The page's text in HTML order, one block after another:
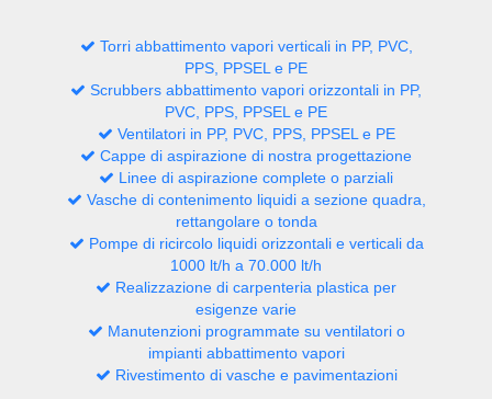
Torri abbattimento vapori verticali in PP, PVC,
PPS, PPSEL e PE
Scrubbers abbattimento vapori orizzontali in PP,
PVC, PPS, PPSEL e PE
Ventilatori in PP, PVC, PPS, PPSEL e PE
Cappe di aspirazione di nostra progettazione
Linee di aspirazione complete o parziali
Vasche di contenimento liquidi a sezione quadra,
rettangolare o tonda
Pompe di ricircolo liquidi orizzontali e verticali da
1000 lt/h a 70.000 lt/h
Realizzazione di carpenteria plastica per
esigenze varie
Manutenzioni programmate su ventilatori o
impianti abbattimento vapori
Rivestimento di vasche e pavimentazioni